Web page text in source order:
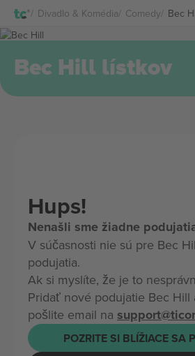
Divadlo & Komédia Comedy Bec
Bec Hill lístkov
Hups!
Nenašli sme žiadne
V súčasnosti nie sú pre Bec
podujatia.
Ak si myslíte, že je to
Pridať nové podujatie Bec Hill
pošlite email na
POZRITE SI BLÍŽIACE SA